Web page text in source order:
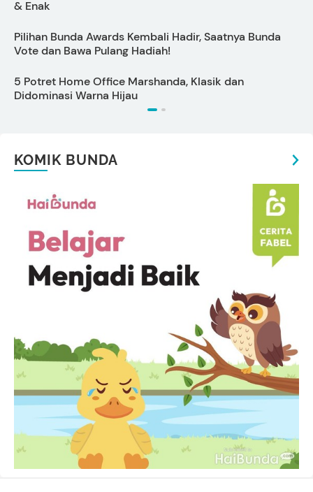
& Enak
Pilihan Bunda Awards Kembali Hadir, Saatnya Bunda
Vote dan Bawa Pulang Hadiah!
5 Potret Home Office Marshanda, Klasik dan
Didominasi Warna Hijau
KOMIK BUNDA